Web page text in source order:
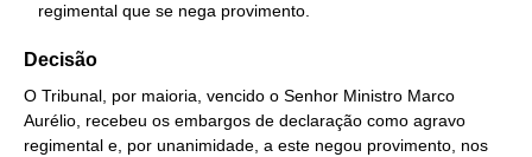
   regimental que se nega provimento.
Decisão
O Tribunal, por maioria, vencido o Senhor Ministro Marco
Aurélio, recebeu os embargos de declaração como agravo
regimental e, por unanimidade, a este negou provimento, nos